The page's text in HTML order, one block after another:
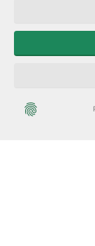
Forum
Der
Sächsische